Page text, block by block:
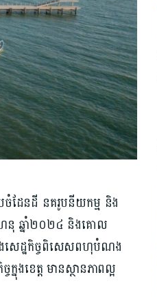
ចំដែនដី ន​គរូ​ប​នី​យ​ក​ម្ម ​​​និង
ហនុ ឆ្នាំ២០២៤ និងគោល​
សេដ្ឋកិច្ច​ពិសេស​ពហុ​បំណង​
ង​ខេត្ត មានស្ថានភាព​ល្អ​